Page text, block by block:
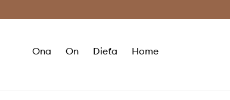
Ona On Dieťa Home